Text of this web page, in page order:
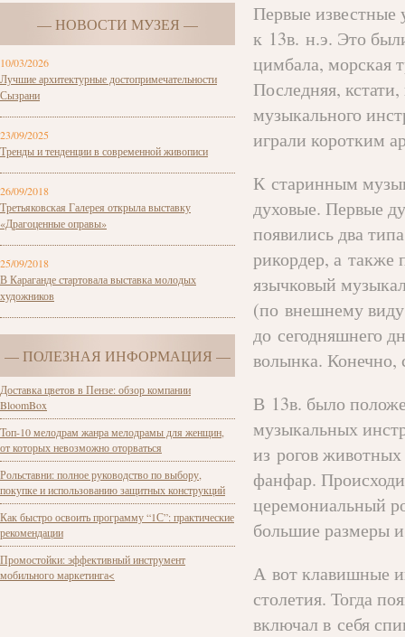
— НОВОСТИ МУЗЕЯ —
10/03/2026
Лучшие архитектурные достопримечательности
Сызрани
23/09/2025
Тренды и тенденции в современной живописи
26/09/2018
Третьяковская Галерея открыла выставку
«Драгоценные оправы»
25/09/2018
В Караганде стартовала выставка молодых
художников
— ПОЛЕЗНАЯ ИНФОРМАЦИЯ —
Доставка цветов в Пензе: обзор компании
BloomBox
Топ-10 мелодрам жанра мелодрамы для женщин,
от которых невозможно оторваться
Рольставни: полное руководство по выбору,
покупке и использованию защитных конструкций
Как быстро освоить программу “1С”: практические
рекомендации
Промостойки: эффективный инструмент
мобильного маркетинга<
Первые известные
к 13в. н.э. Это
цимбала, морская
Последняя,
музыкального
играли коротким
К старинным
духовые. Первые
появились два
рикордер, а также
язычковый
(по внешнему
до сегодняшнего
волынка. Конечно,
В 13в. было
музыкальных
из рогов животных
фанфар.
церемониальный
большие размеры
А вот клавишные
столетия. Тогда
включал в себя